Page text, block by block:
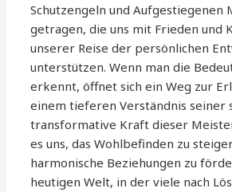
Schutzengeln und Aufgestiegenen
getragen, die uns mit Frieden und
unserer Reise der persönlichen
unterstützen. Wenn man die
erkennt, öffnet sich ein Weg zur
einem tieferen Verständnis seiner
transformative Kraft dieser
es uns, das Wohlbefinden zu
harmonische Beziehungen zu
heutigen Welt, in der viele nach